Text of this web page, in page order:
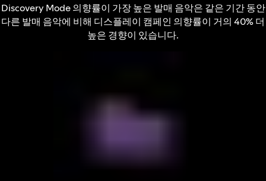
Discovery Mode 의향률이 가장 높은 발매 음악은 같은 기간 동안
다른 발매 음악에 비해 디스플레이 캠페인 의향률이 거의 40% 더
높은 경향이 있습니다.